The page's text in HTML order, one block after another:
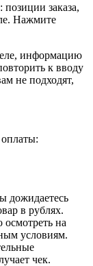
заказа,
Нажмите
информацию
к вводу
не подходят,
дожидаетесь
в рублях.
осмотреть на
условиям.
чек.